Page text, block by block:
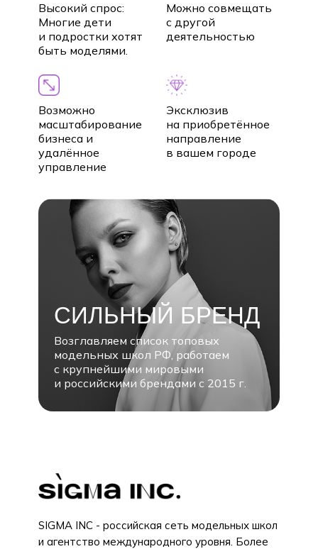
Эксклюзив
на приобретённое
направление
в вашем городе
Возможно
масштабирование
бизнеса и
удалённое
управление
Можно совмещать
с другой
деятельностью
Высокий спрос:
Многие дети
и подростки хотят
быть моделями.
СИЛЬНЫЙ БРЕНД
Возглавляем список топовых
модельных школ РФ, работаем
с крупнейшими мировыми
и российскими брендами с 2015 г.
SIGMA INC - российская сеть модельных школ
и агентство международного уровня. Более